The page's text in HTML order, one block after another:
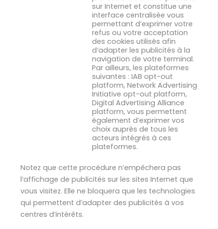
sur Internet et constitue une
interface centralisée vous
permettant d’exprimer votre
refus ou votre acceptation
des cookies utilisés afin
d’adapter les publicités à la
navigation de votre terminal.
Par ailleurs, les plateformes
suivantes : IAB opt-out
platform, Network Advertising
Initiative opt-out platform,
Digital Advertising Alliance
platform, vous permettent
également d’exprimer vos
choix auprès de tous les
acteurs intégrés à ces
plateformes.
Notez que cette procédure n’empêchera pas
l’affichage de publicités sur les sites Internet que
vous visitez. Elle ne bloquera que les technologies
qui permettent d’adapter des publicités à vos
centres d’intérêts.